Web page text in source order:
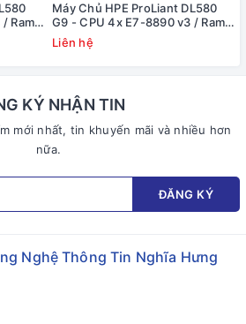
Ram
2G
Máy Chủ HPE ProLiant DL580
G9 - CPU 4x E7-8890 v3 / Ram
128GB / Raid HP Smart P830i/2G
/ 4x PS
Liên hệ
KÝ NHẬN TIN
mới nhất, tin khuyến mãi và nhiều hơn
nữa.
ĐĂNG KÝ
Nghệ Thông Tin Nghĩa Hưng